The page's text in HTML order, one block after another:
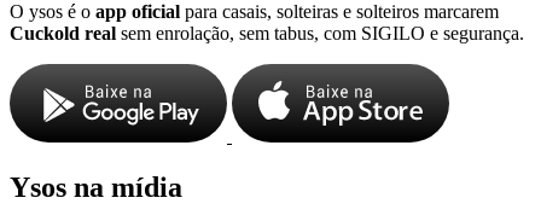
O ysos é o app oficial para casais, solteiras e solteiros marcarem
Cuckold real sem enrolação, sem tabus, com SIGILO e segurança.
Ysos na mídia